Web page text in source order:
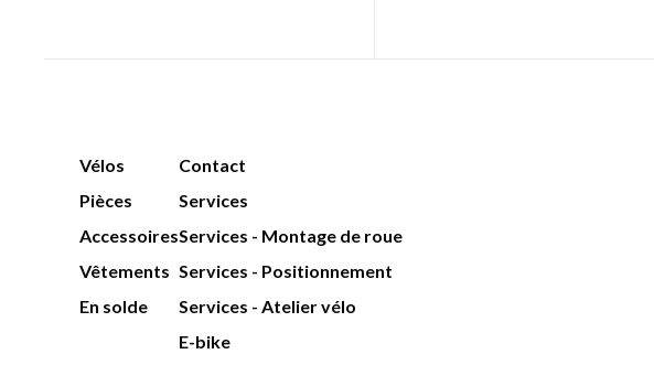
Vélos
Pièces
Accessoires
Vêtements
En solde
Contact
Services
Services - Montage de roue
Services - Positionnement
Services - Atelier vélo
E-bike